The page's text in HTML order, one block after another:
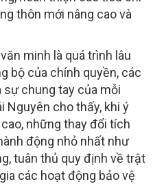
thôn mới nâng cao và
minh là quá trình lâu
bộ của chính quyền, các
chung tay của mỗi
Nguyên cho thấy, khi ý
những thay đổi tích
động nhỏ nhất như
tuân thủ quy định về trật
các hoạt động bảo vệ